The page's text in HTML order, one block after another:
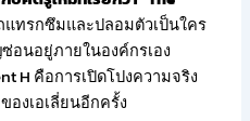
ทรกซึมและปลอมตัวเป็นใคร
อนอยู่ภายในองค์กรเอง
H คือการเปิดโปงความจริง
งเอเลี่ยนอีกครั้ง